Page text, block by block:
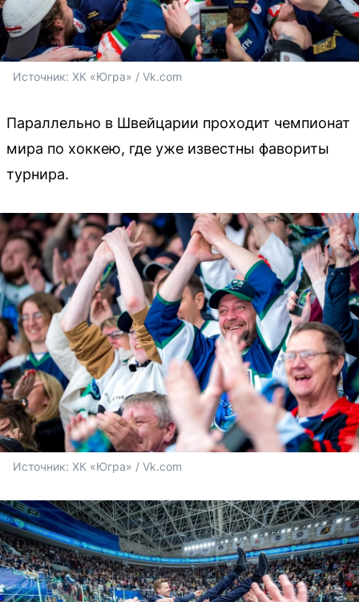
Источник: ХК «Югра» / Vk.com
Параллельно в Швейцарии проходит чемпионат
мира по хоккею, где уже известны фавориты
турнира.
Источник: ХК «Югра» / Vk.com